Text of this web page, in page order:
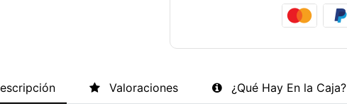
Valoraciones ¿Qué Hay En la Caja?